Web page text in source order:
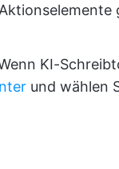
KI-
und wählen